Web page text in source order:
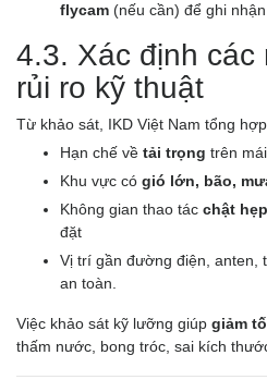
flycam (nếu cần) để ghi
4.3. Xác định các
rủi ro kỹ thuật
Từ khảo sát, IKD Việt Nam tổng
Hạn chế về tải trọng trên
Khu vực có gió lớn, bão,
Không gian thao tác chật hẹp
đặt
Vị trí gần đường điện, anten,
an toàn.
Việc khảo sát kỹ lưỡng giúp giảm
thấm nước, bong tróc, sai kích